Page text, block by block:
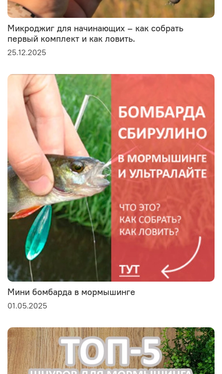
Микроджиг для начинающих – как собрать
первый комплект и как ловить.
25.12.2025
Мини бомбарда в мормышинге
01.05.2025